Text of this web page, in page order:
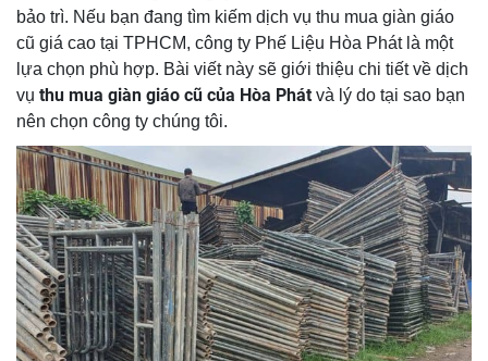
bảo trì. Nếu bạn đang tìm kiếm dịch vụ thu mua giàn giáo
cũ giá cao tại TPHCM, công ty Phế Liệu Hòa Phát là một
lựa chọn phù hợp. Bài viết này sẽ giới thiệu chi tiết về dịch
vụ thu mua giàn giáo cũ của Hòa Phát và lý do tại sao bạn
nên chọn công ty chúng tôi.